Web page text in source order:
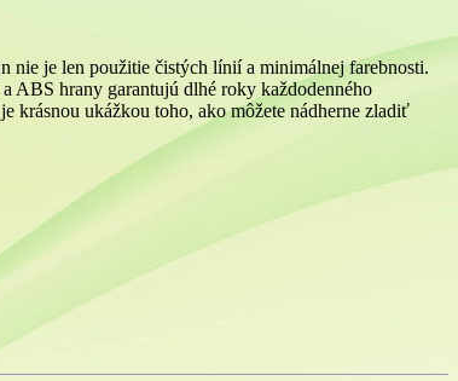
nie je len použitie čistých línií a minimálnej farebnosti.
ABS hrany garantujú dlhé roky každodenného
krásnou ukážkou toho, ako môžete nádherne zladiť